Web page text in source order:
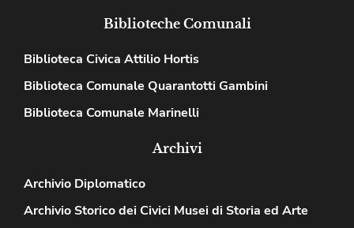
Biblioteche Comunali
Biblioteca Civica Attilio Hortis
Biblioteca Comunale Quarantotti Gambini
Biblioteca Comunale Marinelli
Archivi
Archivio Diplomatico
Archivio Storico dei Civici Musei di Storia ed Arte